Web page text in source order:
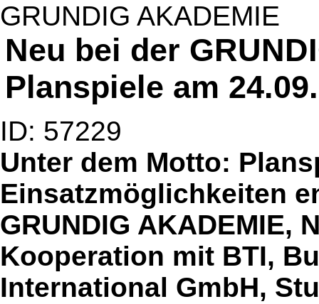
GRUNDIG AKADEMIE
Neu bei der
Planspiele am
ID: 57229
Unter dem Motto:
Einsatzmöglichkeiten
GRUNDIG AKADEMIE,
Kooperation mit BTI,
International GmbH,